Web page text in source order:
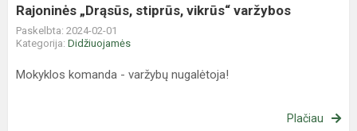
Rajoninės „Drąsūs, stiprūs, vikrūs“ varžybos
Paskelbta: 2024-02-01
Kategorija: Didžiuojamės
Mokyklos komanda - varžybų nugalėtoja!
Plačiau